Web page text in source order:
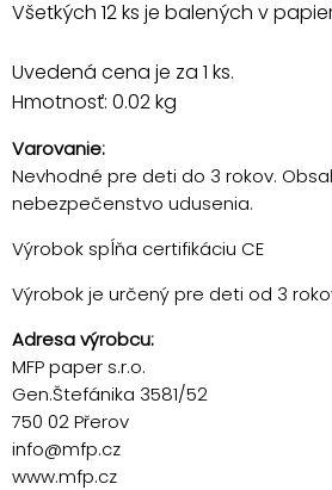
Všetkých 12 ks je balených v
Uvedená cena je za 1 ks.
Hmotnosť: 0.02 kg
Varovanie:
Nevhodné pre deti do 3 rokov.
nebezpečenstvo udusenia.
Výrobok spĺňa certifikáciu CE
Výrobok je určený pre deti od 3
Adresa výrobcu:
MFP paper s.r.o.
Gen.Štefánika 3581/52
750 02 Přerov
info@mfp.cz
www.mfp.cz